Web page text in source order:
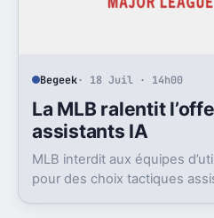
Begeek· 18 Juil · 14h00
La MLB ralentit
assistants IA
MLB interdit aux équipes
pour des choix tactiques